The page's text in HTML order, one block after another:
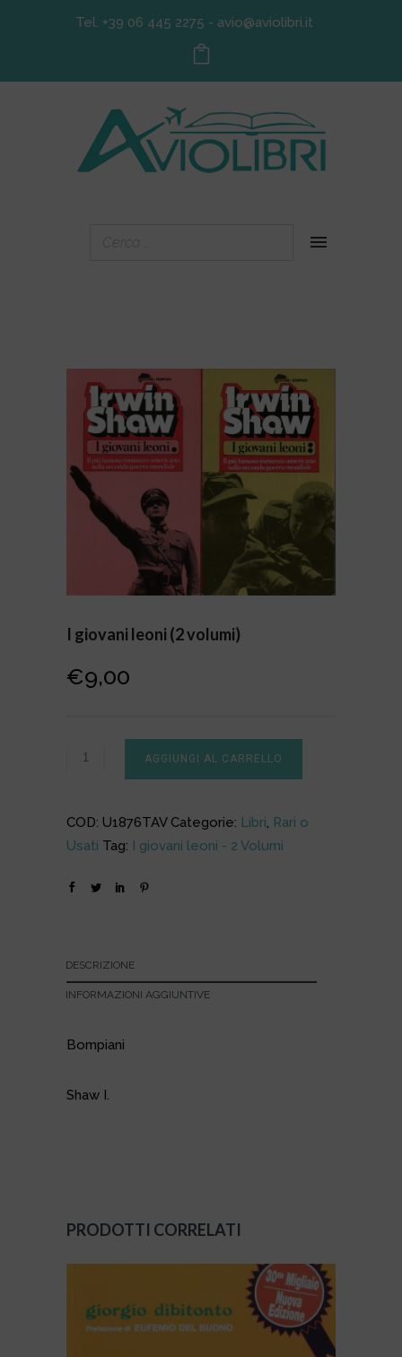
Tel. +39 06 445 2275 - avio@aviolibri.it
I giovani leoni (2 volumi)
€9,00
AGGIUNGI AL CARRELLO
COD: U1876TAV Categorie: Libri, Rari o
Usati Tag: I giovani leoni - 2 Volumi
DESCRIZIONE
INFORMAZIONI AGGIUNTIVE
Bompiani
Shaw I.
PRODOTTI CORRELATI